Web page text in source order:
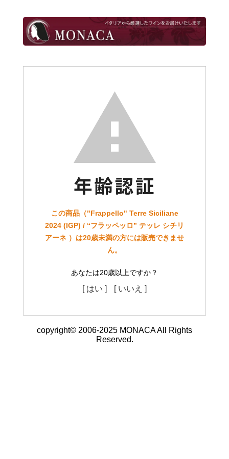
この商品（"Frappello" Terre Siciliane
2024 (IGP) / “フラッペッロ” テッレ シチリ
アーネ ）は20歳未満の方には販売できませ
ん。
あなたは20歳以上ですか？
[ はい ] [ いいえ ]
copyright© 2006-2025 MONACA All Rights
Reserved.